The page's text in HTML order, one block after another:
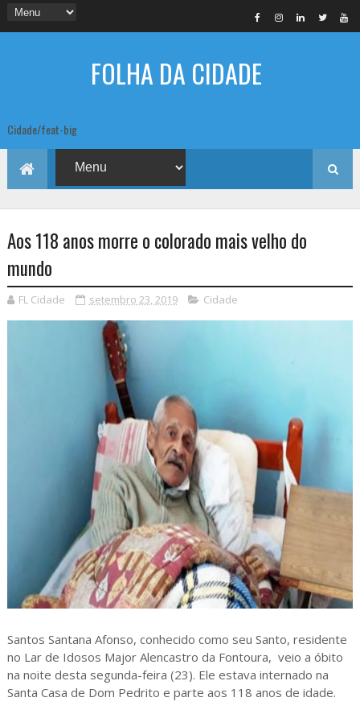
FOLHA DA CIDADE
Cidade/feat-big
Aos 118 anos morre o colorado mais velho do
mundo
FL Cidade setembro 23, 2019 Cidade
Santos Santana Afonso, conhecido como seu Santo, residente
no Lar de Idosos Major Alencastro da Fontoura, veio a óbito
na noite desta segunda-feira (23). Ele estava internado na
Santa Casa de Dom Pedrito e parte aos 118 anos de idade.